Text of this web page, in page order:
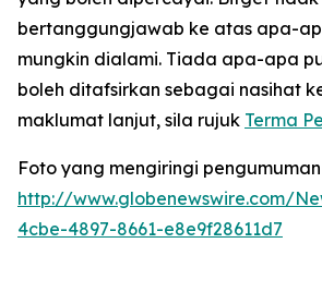
bertanggungjawab ke atas apa-
mungkin dialami. Tiada apa-apa
boleh ditafsirkan sebagai nasihat
maklumat lanjut, sila rujuk Terma
Foto yang mengiringi
http://www.globenewswire.com/
4cbe-4897-8661-e8e9f28611d7